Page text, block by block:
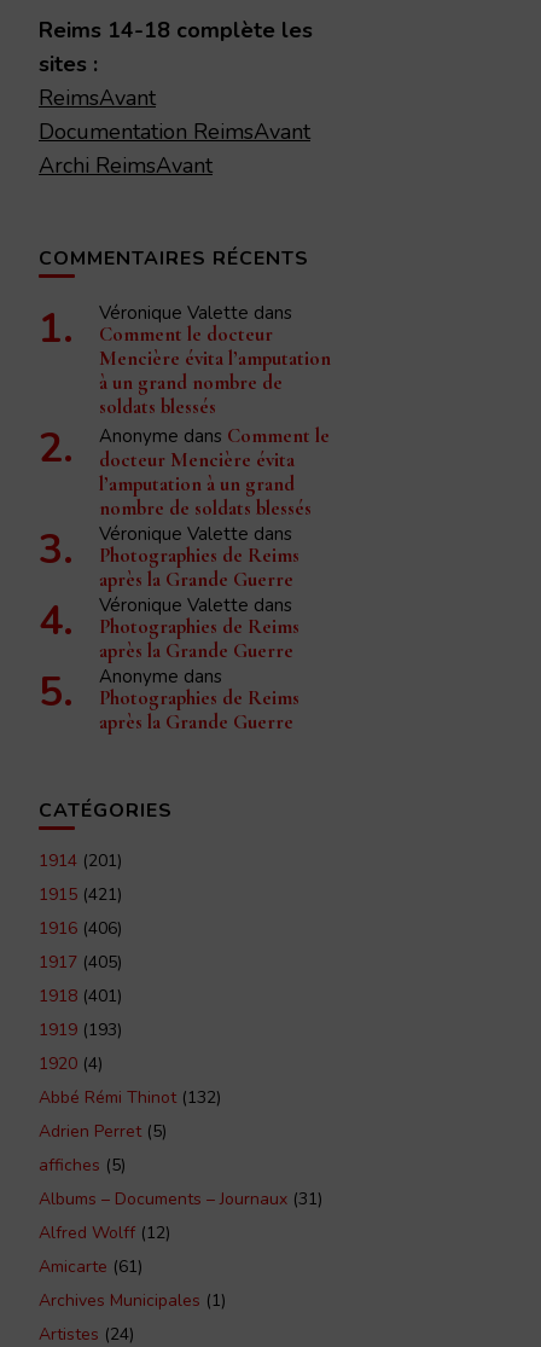
Reims 14-18 complète les
sites :
ReimsAvant
Documentation ReimsAvant
Archi ReimsAvant
COMMENTAIRES RÉCENTS
Véronique Valette dans
Comment le docteur
Mencière évita l’amputation
à un grand nombre de
soldats blessés
Anonyme dans Comment le
docteur Mencière évita
l’amputation à un grand
nombre de soldats blessés
Véronique Valette dans
Photographies de Reims
après la Grande Guerre
Véronique Valette dans
Photographies de Reims
après la Grande Guerre
Anonyme dans
Photographies de Reims
après la Grande Guerre
CATÉGORIES
1914 (201)
1915 (421)
1916 (406)
1917 (405)
1918 (401)
1919 (193)
1920 (4)
Abbé Rémi Thinot(132)
Adrien Perret(5)
affiches (5)
Albums – Documents – Journaux (31)
Alfred Wolff (12)
Amicarte (61)
Archives Municipales (1)
Artistes (24)